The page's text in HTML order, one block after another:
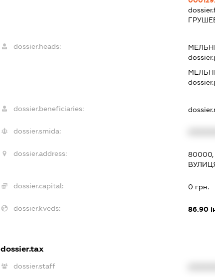
dossier.heads:
dossier.beneficiaries:
dossier.smida:
dossier.address:
dossier.capital: 0 грн.
dossier.kveds: 86.90
dossier.tax
dossier.staff